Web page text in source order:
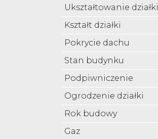
Ukształtowanie działki
Kształt działki
Pokrycie dachu
Stan budynku
Podpiwniczenie
Ogrodzenie działki
Rok budowy
Gaz